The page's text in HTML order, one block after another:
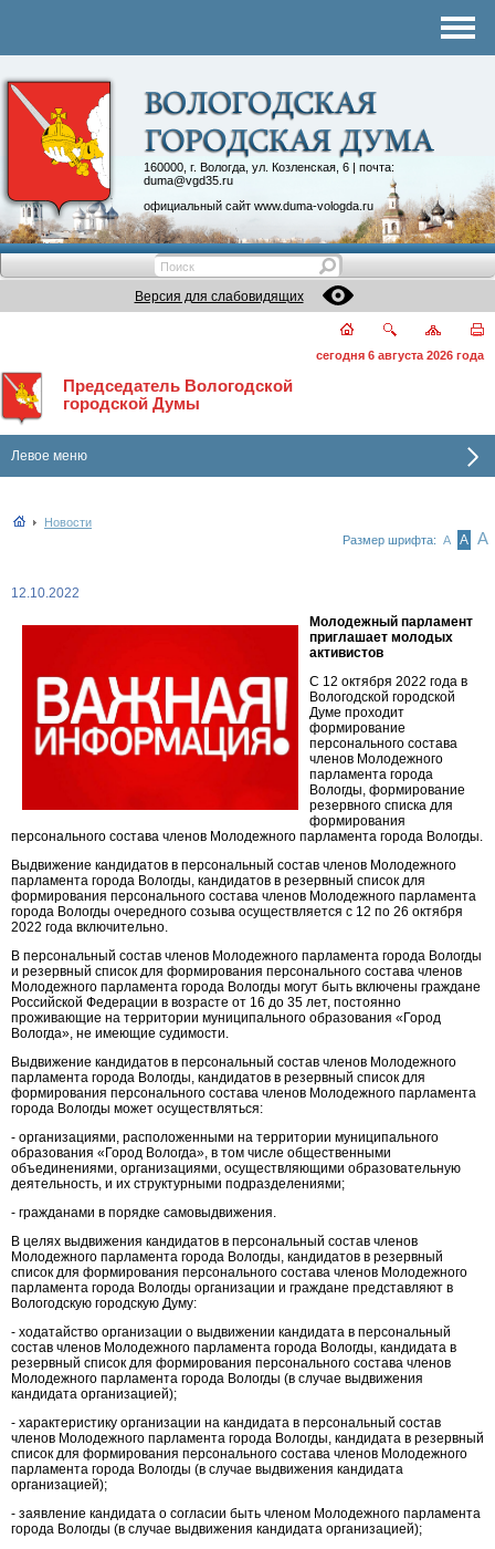
160000, г. Вологда, ул. Козленская, 6 | почта:
duma@vgd35.ru
официальный сайт www.duma-vologda.ru
Контакты
Депутатские объединения
Версия для слабовидящих
сегодня 6 августа 2026 года
Председатель Вологодской
городской Думы
Левое меню
Новости
Размер шрифта: А А А
12.10.2022
Молодежный парламент
приглашает молодых
активистов
С 12 октября 2022 года в
Вологодской городской
Думе проходит
формирование
персонального состава
членов Молодежного
парламента города
Вологды, формирование
резервного списка для
формирования
персонального состава членов Молодежного парламента города Вологды.
Выдвижение кандидатов в персональный состав членов Молодежного
парламента города Вологды, кандидатов в резервный список для
формирования персонального состава членов Молодежного парламента
города Вологды очередного созыва осуществляется с 12 по 26 октября
2022 года включительно.
В персональный состав членов Молодежного парламента города Вологды
и резервный список для формирования персонального состава членов
Молодежного парламента города Вологды могут быть включены граждане
Российской Федерации в возрасте от 16 до 35 лет, постоянно
проживающие на территории муниципального образования «Город
Вологда», не имеющие судимости.
Выдвижение кандидатов в персональный состав членов Молодежного
парламента города Вологды, кандидатов в резервный список для
формирования персонального состава членов Молодежного парламента
города Вологды может осуществляться:
- организациями, расположенными на территории муниципального
образования «Город Вологда», в том числе общественными
объединениями, организациями, осуществляющими образовательную
деятельность, и их структурными подразделениями;
- гражданами в порядке самовыдвижения.
В целях выдвижения кандидатов в персональный состав членов
Молодежного парламента города Вологды, кандидатов в резервный
список для формирования персонального состава членов Молодежного
парламента города Вологды организации и граждане представляют в
Вологодскую городскую Думу:
- ходатайство организации о выдвижении кандидата в персональный
состав членов Молодежного парламента города Вологды, кандидата в
резервный список для формирования персонального состава членов
Молодежного парламента города Вологды (в случае выдвижения
кандидата организацией);
- характеристику организации на кандидата в персональный состав
членов Молодежного парламента города Вологды, кандидата в резервный
список для формирования персонального состава членов Молодежного
парламента города Вологды (в случае выдвижения кандидата
организацией);
- заявление кандидата о согласии быть членом Молодежного парламента
города Вологды (в случае выдвижения кандидата организацией);